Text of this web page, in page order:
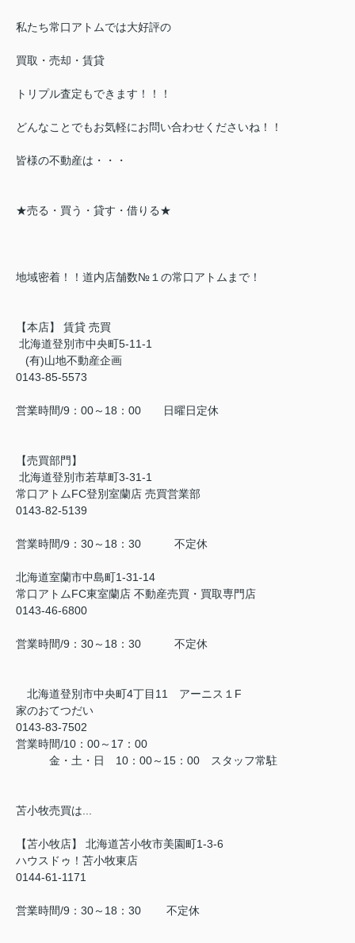
私たち常口アトムでは大好評の
買取・売却・賃貸
トリプル査定もできます！！！
どんなことでもお気軽にお問い合わせくださいね！！
皆様の不動産は・・・
★売る・買う・貸す・借りる★
地域密着！！道内店舗数№１の常口アトムまで！
【本店】 賃貸 売買
北海道登別市中央町5-11-1
(有)山地不動産企画
0143-85-5573
営業時間/9：00～18：00 日曜日定休
【売買部門】
北海道登別市若草町3-31-1
常口アトムFC登別室蘭店 売買営業部
0143-82-5139
営業時間/9：30～18：30 不定休
北海道室蘭市中島町1-31-14
常口アトムFC東室蘭店 不動産売買・買取専門店
0143-46-6800
営業時間/9：30～18：30 不定休
北海道登別市中央町4丁目11 アーニス１F
家のおてつだい
0143-83-7502
営業時間/10：00～17：00
金・土・日 10：00～15：00 スタッフ常駐
苫小牧売買は...
【苫小牧店】 北海道苫小牧市美園町1-3-6
ハウスドゥ！苫小牧東店
0144-61-1171
営業時間/9：30～18：30 不定休